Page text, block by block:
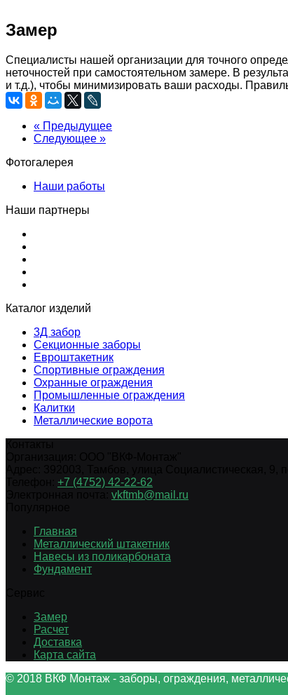
Замер
Специалисты нашей организации для точного
неточностей при самостоятельном замере. В
и т.д.), чтобы минимизировать ваши расходы.
« Предыдущее
Следующее »
Фотогалерея
Наши работы
Наши партнеры
Каталог изделий
3Д забор
Секционные заборы
Евроштакетник
Спортивные ограждения
Охранные ограждения
Промышленные ограждения
Калитки
Металлические ворота
+7 (4752) 42-22-62
vkftmb@mail.ru
Главная
Металлический штакетник
Навесы из поликарбоната
Фундамент
Замер
Расчет
Доставка
Карта сайта
© 2018 ВКФ Монтаж - заборы, ограждения,